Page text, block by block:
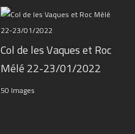
Col de les Vaques et Roc
Mélé 22-23/01/2022
50 Images